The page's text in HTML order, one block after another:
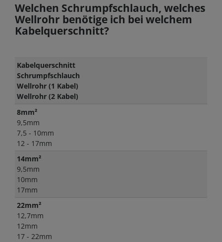
Welchen Schrumpfschlauch, welches
Wellrohr benötige ich bei welchem
Kabelquerschnitt?
Kabelquerschnitt
Schrumpfschlauch
Wellrohr (1 Kabel)
Wellrohr (2 Kabel)
8mm²
9,5mm
7,5 - 10mm
12 - 17mm
14mm²
9,5mm
10mm
17mm
22mm²
12,7mm
12mm
17 - 22mm